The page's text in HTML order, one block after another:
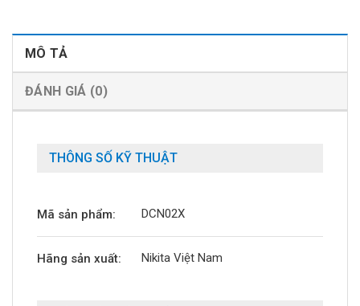
MÔ TẢ
ĐÁNH GIÁ (0)
THÔNG SỐ KỸ THUẬT
Mã sản phẩm: DCN02X
Hãng sản xuất: Nikita Việt Nam